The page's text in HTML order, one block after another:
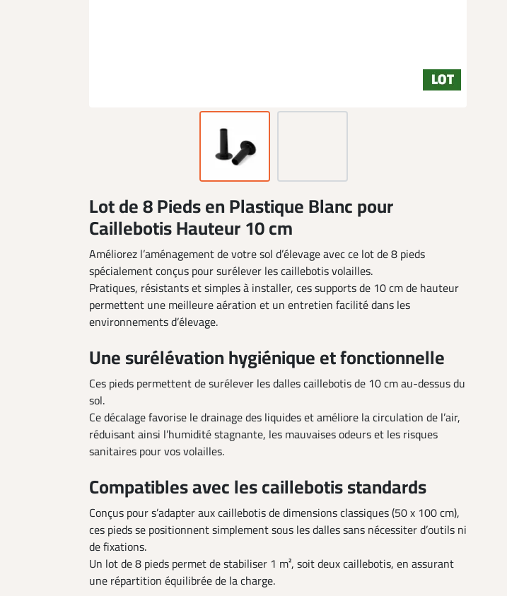
Lot de 8 Pieds en Plastique Blanc pour
Caillebotis Hauteur 10 cm
Améliorez l’aménagement de votre sol d’élevage avec ce lot de 8 pieds
spécialement conçus pour surélever les caillebotis volailles.
Pratiques, résistants et simples à installer, ces supports de 10 cm de hauteur
permettent une meilleure aération et un entretien facilité dans les
environnements d’élevage.
Une surélévation hygiénique et fonctionnelle
Ces pieds permettent de surélever les dalles caillebotis de 10 cm au-dessus du
sol.
Ce décalage favorise le drainage des liquides et améliore la circulation de l’air,
réduisant ainsi l’humidité stagnante, les mauvaises odeurs et les risques
sanitaires pour vos volailles.
Compatibles avec les caillebotis standards
Conçus pour s’adapter aux caillebotis de dimensions classiques (50 x 100 cm),
ces pieds se positionnent simplement sous les dalles sans nécessiter d’outils ni
de fixations.
Un lot de 8 pieds permet de stabiliser 1 m², soit deux caillebotis, en assurant
une répartition équilibrée de la charge.